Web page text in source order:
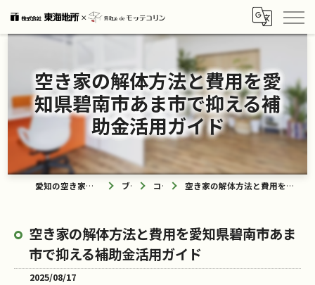
空き家の解体方法と費用を愛
知県碧南市あま市で抑える補
助金活用ガイド
愛知の空き家なら買取ル de モッテコリン ブログ コラム 空き家の解体方法と費用を愛知県碧南市あま市で抑える補助金活用ガイド
空き家の解体方法と費用を愛知県碧南市あま
市で抑える補助金活用ガイド
2025/08/17